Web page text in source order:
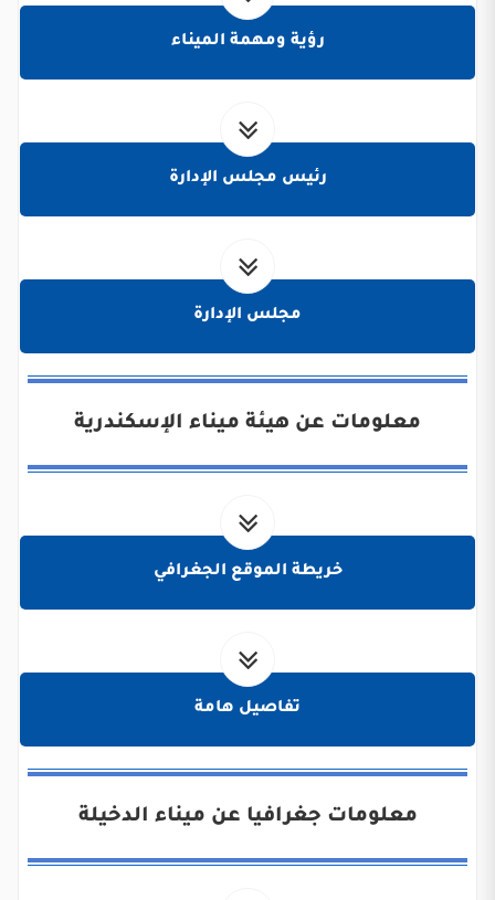
رؤية ومهمة الميناء
رئيس مجلس الإدارة
مجلس الإدارة
معلومات عن هيئة ميناء الإسكندرية
خريطة الموقع الجغرافي
تفاصيل هامة
معلومات جغرافيا عن ميناء الدخيلة